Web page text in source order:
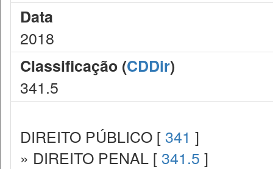
Data
2018
Classificação (CDDir)
341.5
DIREITO PÚBLICO [ 341 ]
» DIREITO PENAL [ 341.5 ]